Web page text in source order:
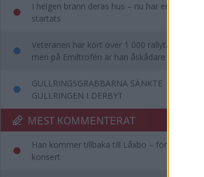
I helgen brann deras hus – nu har en insamling
startats
Veteranen har kört över 1 000 rallytävlingar –
men på Emiltrofén är han åskådare
GULLRINGSGRABBARNA SÄNKTE
GULLRINGEN I DERBYT
MEST KOMMENTERAT
Han kommer tillbaka till Låxbo – för egen
konsert